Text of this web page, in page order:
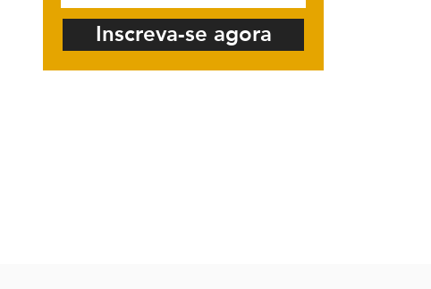
Inscreva-se agora